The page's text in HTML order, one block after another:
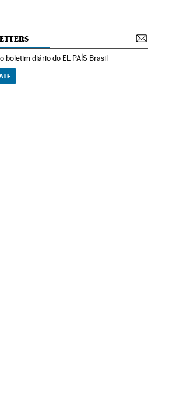
boletim diário do EL PAÍS Brasil